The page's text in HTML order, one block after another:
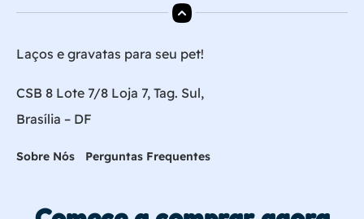
Laços e gravatas para seu pet!
CSB 8 Lote 7/8 Loja 7, Tag. Sul,
Brasília – DF
Sobre Nós Perguntas Frequentes